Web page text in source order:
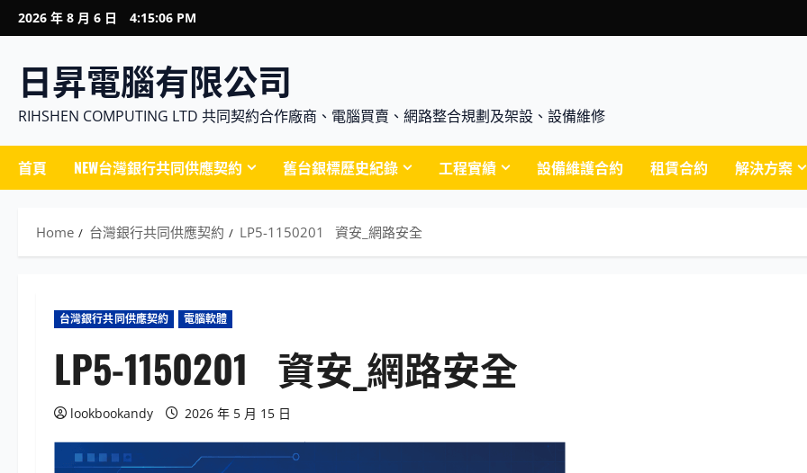
Skip
to
2026 年 8 月 6 日 4:15:07 PM
日昇電腦有限公司
RIHSHEN COMPUTING LTD 共同契約合作廠商、電腦買賣、網路整合規劃及架設、設備維修
首頁 NEW台灣銀行共同供應契約 舊台銀標歷史紀錄 工程實績 設備維護合約 租賃合約 解決方案
Home 台灣銀行共同供應契約 LP5-1150201 資安_網路安全
台灣銀行共同供應契約 電腦軟體
LP5-1150201 資安_網路安全
lookbookandy 2026 年 5 月 15 日